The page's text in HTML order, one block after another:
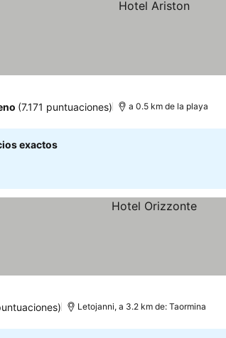
(7.171 puntuaciones) a 0.5 km de la playa
exactos
Letojanni, a 3.2 km de: Taormina